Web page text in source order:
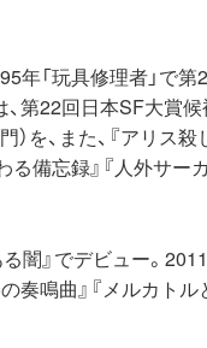
年「玩具修理者」で
22回日本SF大賞候
を、また、『アリス
る備忘録』『人外サ
闇』でデビュー。
鳴曲』『メルカトル